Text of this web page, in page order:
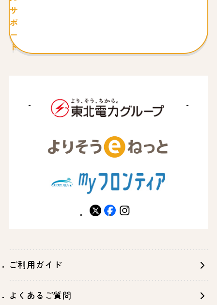
サ
ポ
ー
ト
X facebookinstagram
ご利用ガイド
よくあるご質問